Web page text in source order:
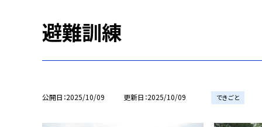
避難訓練
公開日 2025/10/09 更新日 2025/10/09 できごと